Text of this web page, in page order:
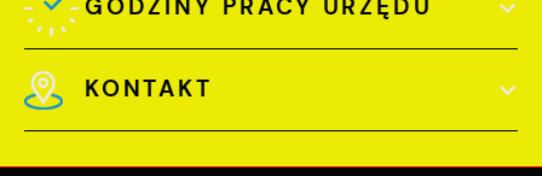
GODZINY PRACY URZĘDU
KONTAKT